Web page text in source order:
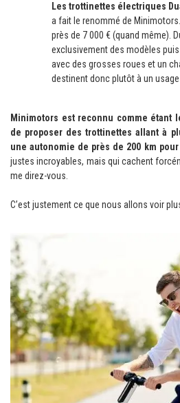
Les trottinettes électriques
a fait le renommé de
près de 7 000 € (quand même).
exclusivement des modèles
avec des grosses roues et un
destinent donc plutôt à un
Minimotors est reconnu comme étant
de proposer des trottinettes allant à
une autonomie de près de 200 km
justes incroyables, mais qui cachent
me direz-vous.
C’est justement ce que nous allons voir